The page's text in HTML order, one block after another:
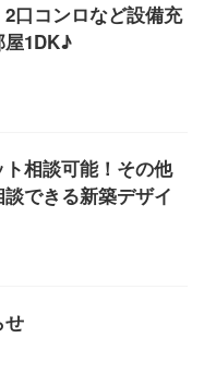
口コンロなど設備充
屋1DK♪
相談可能！その他
できる新築デザイ
せ